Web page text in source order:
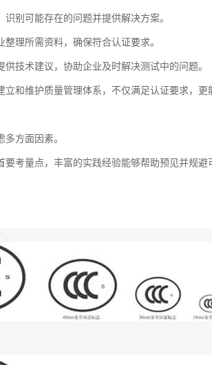
别可能存在的问题并提供解决方案。
理所需资料，确保符合认证要求。
技术建议，协助企业及时解决测试中的问题。
立和维护质量管理体系，不仅满足认证要求，
方面因素。
要考量点，丰富的实践经验能够帮助预见并规避